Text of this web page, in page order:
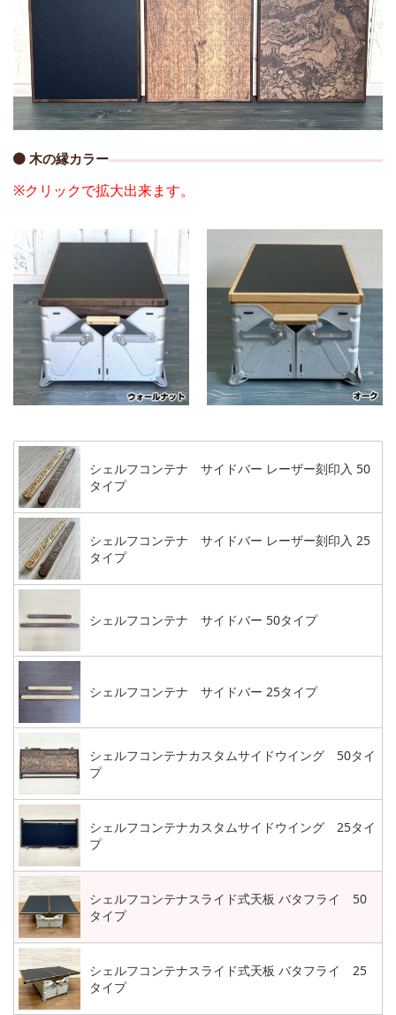
木の縁カラー
※クリックで拡大出来ます。
シェルフコンテナ サイドバー レーザー刻印入 50
タイプ
シェルフコンテナ サイドバー レーザー刻印入 25
タイプ
シェルフコンテナ サイドバー 50タイプ
シェルフコンテナ サイドバー 25タイプ
シェルフコンテナカスタムサイドウイング 50タイ
プ
シェルフコンテナカスタムサイドウイング 25タイ
プ
シェルフコンテナスライド式天板 バタフライ 50
タイプ
シェルフコンテナスライド式天板 バタフライ 25
タイプ